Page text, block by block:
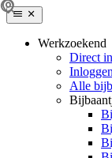
Werkzoekend
Direct
Inloggen
Alle